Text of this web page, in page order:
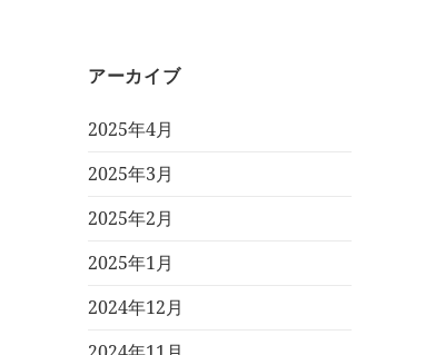
アーカイブ
2025年4月
2025年3月
2025年2月
2025年1月
2024年12月